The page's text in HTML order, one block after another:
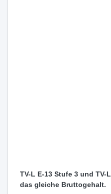
TV-L E-13 Stufe 3 und TV-
das gleiche Bruttogehalt.